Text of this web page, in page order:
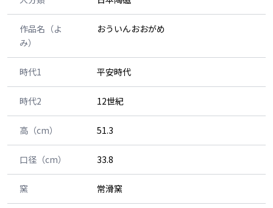
作品名（よ
み）
おういんおおがめ
時代1 平安時代
時代2 12世紀
高（cm） 51.3
口径（cm） 33.8
窯 常滑窯